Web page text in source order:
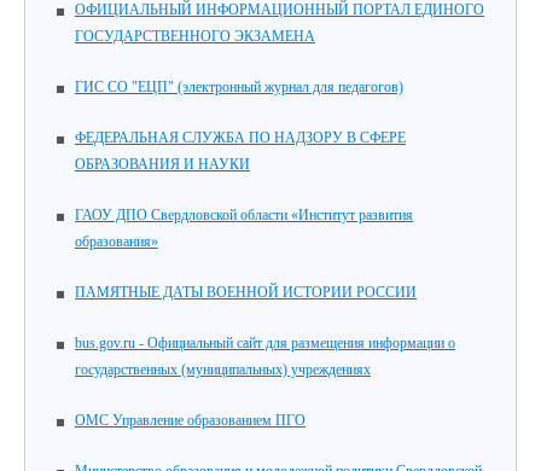
ОФИЦИАЛЬНЫЙ ИНФОРМАЦИОННЫЙ ПОРТАЛ ЕДИНОГО
ГОСУДАРСТВЕННОГО ЭКЗАМЕНА
ГИС СО "ЕЦП" (электронный журнал для педагогов)
ФЕДЕРАЛЬНАЯ СЛУЖБА ПО НАДЗОРУ В СФЕРЕ
ОБРАЗОВАНИЯ И НАУКИ
ГАОУ ДПО Свердловской области «Институт развития
образования»
ПАМЯТНЫЕ ДАТЫ ВОЕННОЙ ИСТОРИИ РОССИИ
bus.gov.ru - Официальный сайт для размещения информации о
государственных (муниципальных) учреждениях
ОМС Управление образованием ПГО